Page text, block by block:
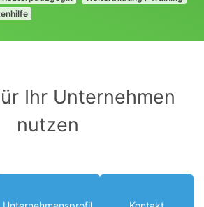
Ihr Unternehmen
nutzen